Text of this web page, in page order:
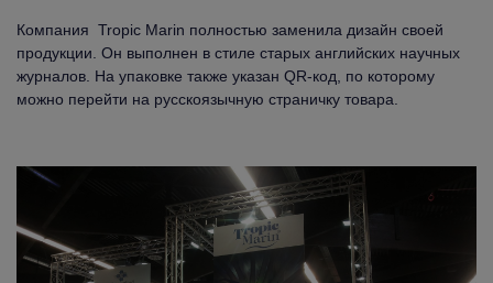
Компания Tropic Marin полностью заменила дизайн своей
продукции. Он выполнен в стиле старых английских научных
журналов. На упаковке также указан QR-код, по которому
можно перейти на русскоязычную страничку товара.